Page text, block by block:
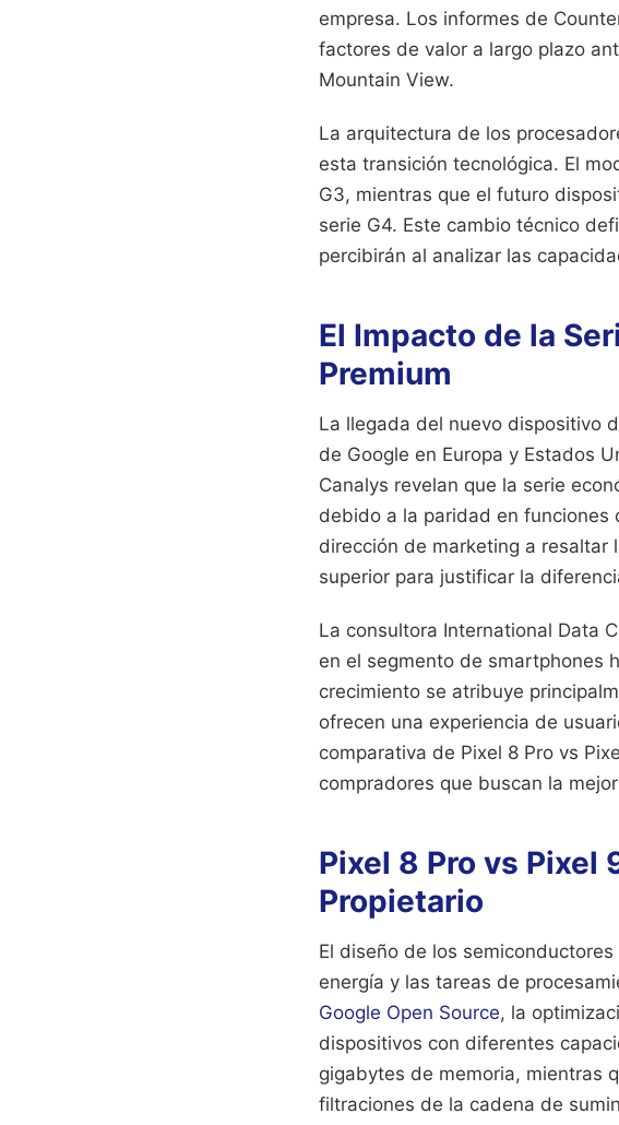
empresa. Los informes de
factores de valor a largo plazo
Mountain View.
La arquitectura de los
esta transición tecnológica. El
G3, mientras que el futuro
serie G4. Este cambio técnico
percibirán al analizar las
El Impacto de la
Premium
La llegada del nuevo dispositivo
de Google en Europa y Estados
Canalys revelan que la serie
debido a la paridad en funciones
dirección de marketing a
superior para justificar la
La consultora International Data
en el segmento de smartphones
crecimiento se atribuye
ofrecen una experiencia de
comparativa de Pixel 8 Pro vs
compradores que buscan la
Pixel 8 Pro vs Pixel
Propietario
El diseño de los
energía y las tareas de
Google Open Source, la
dispositivos con diferentes
gigabytes de memoria, mientras
filtraciones de la cadena de